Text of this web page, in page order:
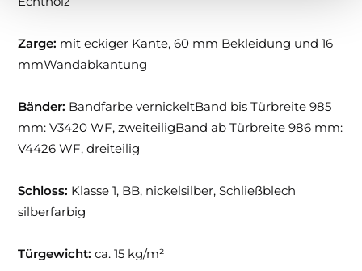
Zarge: mit eckiger Kante, 60 mm Bekleidung und 16
mmWandabkantung
Bänder: Bandfarbe vernickeltBand bis Türbreite 985
mm: V3420 WF, zweiteiligBand ab Türbreite 986 mm:
V4426 WF, dreiteilig
Schloss: Klasse 1, BB, nickelsilber, Schließblech
silberfarbig
Türgewicht:ca. 15 kg/m²